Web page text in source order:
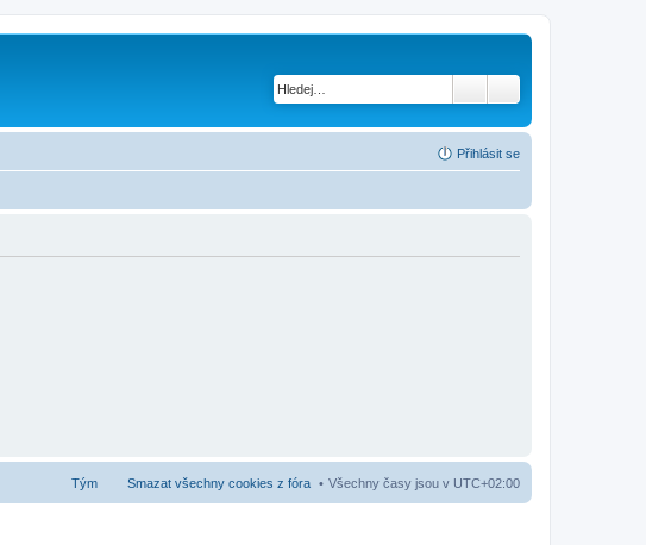
Přihlásit se
Všechny časy jsou v UTC+02:00
Smazat všechny cookies z fóra
Tým